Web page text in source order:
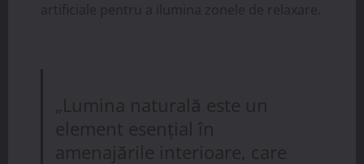
artificiale pentru a ilumina zonele de relaxare.
„Lumina naturală este un
element esențial în
amenajările interioare, care